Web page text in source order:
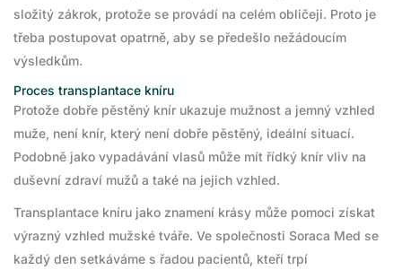
složitý zákrok, protože se provádí na celém obličeji. Proto je
třeba postupovat opatrně, aby se předešlo nežádoucím
výsledkům.
Proces transplantace kníru
Protože dobře pěstěný knír ukazuje mužnost a jemný vzhled
muže, není knír, který není dobře pěstěný, ideální situací.
Podobně jako vypadávání vlasů může mít řídký knír vliv na
duševní zdraví mužů a také na jejich vzhled.
Transplantace kníru jako znamení krásy může pomoci získat
výrazný vzhled mužské tváře. Ve společnosti Soraca Med se
každý den setkáváme s řadou pacientů, kteří trpí